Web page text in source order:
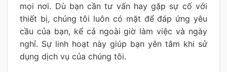
mọi nơi. Dù bạn cần tư vấn hay gặp sự cố với
thiết bị, chúng tôi luôn có mặt để đáp ứng yêu
cầu của bạn, kể cả ngoài giờ làm việc và ngày
nghỉ. Sự linh hoạt này giúp bạn yên tâm khi sử
dụng dịch vụ của chúng tôi.